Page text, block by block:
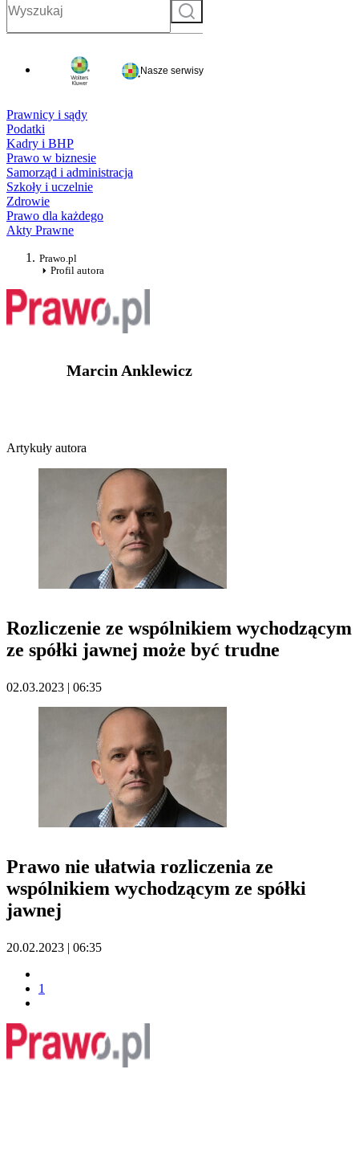
Szukaj
Nasze serwisy
Prawnicy i sądy
Podatki
Kadry i BHP
Prawo w biznesie
Samorząd i administracja
Szkoły i uczelnie
Zdrowie
Prawo dla każdego
Akty Prawne
Prawo.pl
Profil autora
Marcin Anklewicz
Artykuły autora
Rozliczenie ze wspólnikiem wychodzącym
ze spółki jawnej może być trudne
02.03.2023 | 06:35
Prawo nie ułatwia rozliczenia ze
wspólnikiem wychodzącym ze spółki
jawnej
20.02.2023 | 06:35
1